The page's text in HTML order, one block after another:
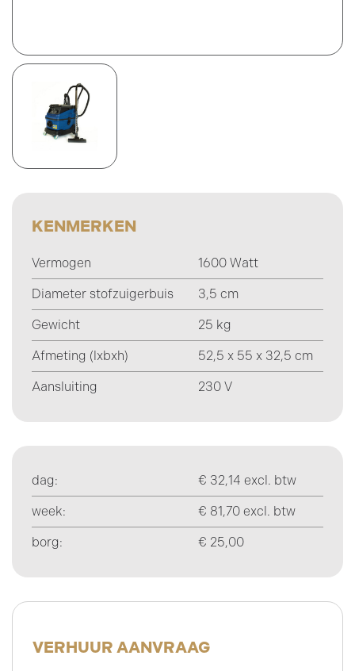
KENMERKEN
Vermogen 1600 Watt
Diameter stofzuigerbuis 3,5 cm
Gewicht 25 kg
Afmeting (lxbxh) 52,5 x 55 x 32,5 cm
Aansluiting 230 V
dag: € 32,14 excl. btw
week: € 81,70 excl. btw
borg: € 25,00
VERHUUR AANVRAAG